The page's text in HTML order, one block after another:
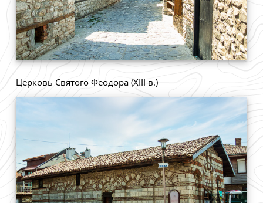
Церковь Святого Феодора (XIII в.)